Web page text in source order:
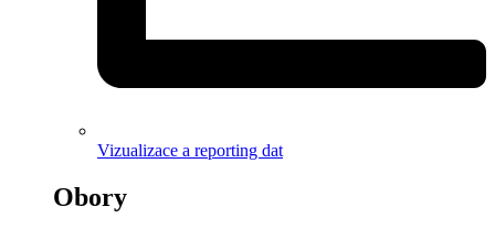
Vizualizace a reporting dat
Obory